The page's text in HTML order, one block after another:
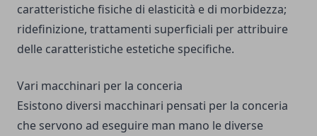
caratteristiche fisiche di elasticità e di morbidezza;
ridefinizione, trattamenti superficiali per attribuire
delle caratteristiche estetiche specifiche.
Vari macchinari per la conceria
Esistono diversi macchinari pensati per la conceria
che servono ad eseguire man mano le diverse